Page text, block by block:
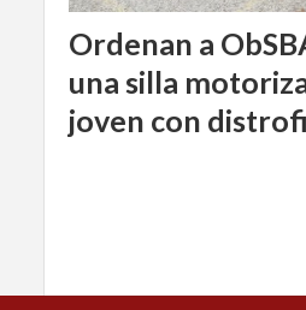
Ordenan a
una silla
joven con